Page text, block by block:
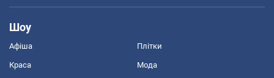
Шоу
Афіша Плітки
Краса Мода